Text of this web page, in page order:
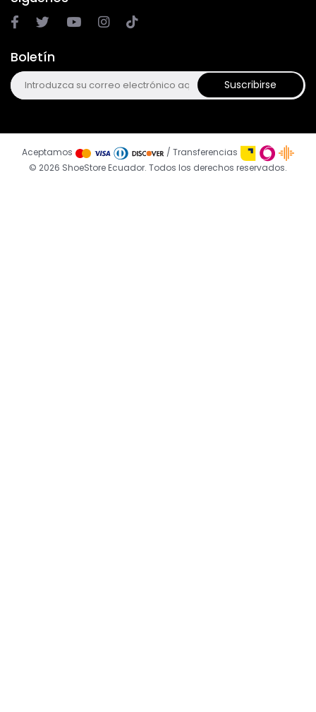
Boletín
Suscribirse
© 2026 ShoeStore Ecuador. Todos los derechos reservados.
Aceptamos / Transferencias